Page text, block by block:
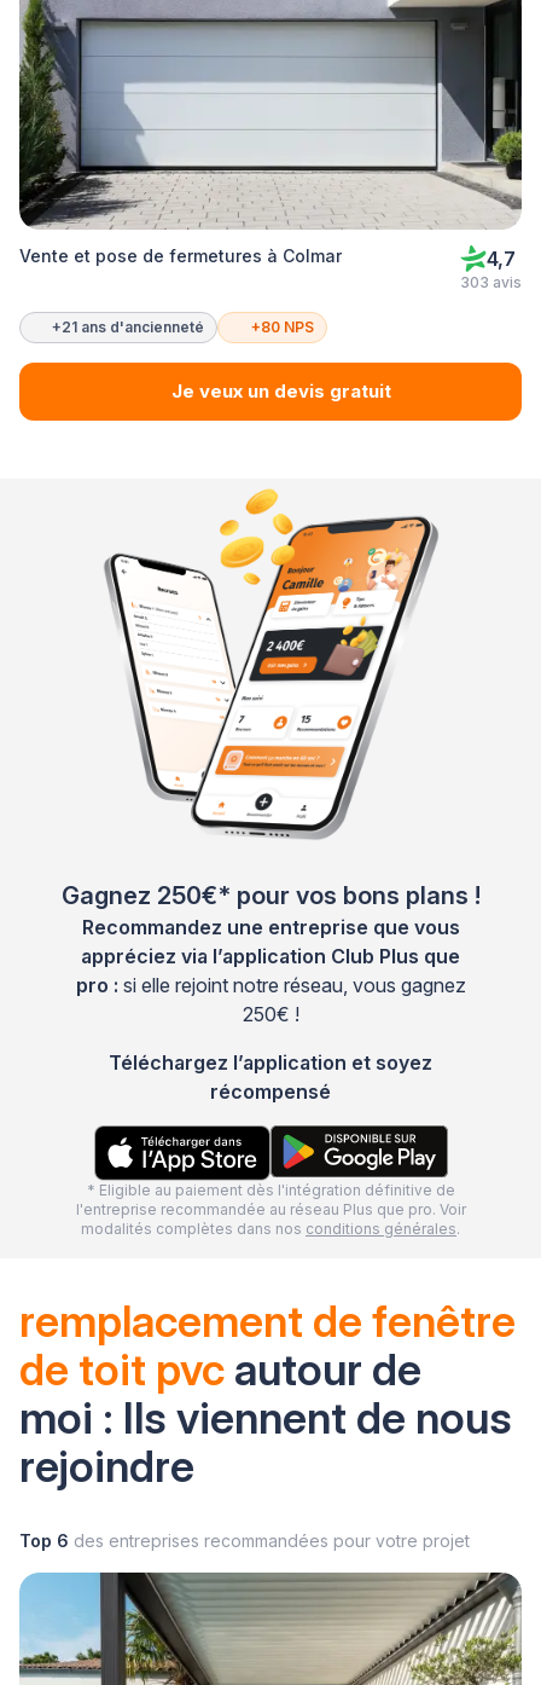
Vente et pose de fermetures à Colmar 4,7
303 avis
+21 ans d'ancienneté +80 NPS
Je veux un devis gratuit
Gagnez 250€* pour vos bons plans !
Recommandez une entreprise que vous
appréciez via l’application Club Plus que
pro : si elle rejoint notre réseau, vous gagnez
250€ !
Téléchargez l’application et soyez
récompensé
* Eligible au paiement dès l'intégration définitive de
l'entreprise recommandée au réseau Plus que pro. Voir
modalités complètes dans nos conditions générales.
remplacement de fenêtre
de toit pvc autour de
moi : Ils viennent de nous
rejoindre
Top 6 des entreprises recommandées pour votre projet